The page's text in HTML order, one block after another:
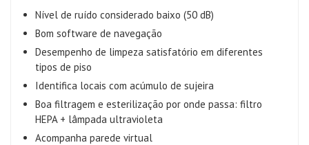
Nível de ruído considerado baixo (50 dB)
Bom software de navegação
Desempenho de limpeza satisfatório em diferentes
tipos de piso
Identifica locais com acúmulo de sujeira
Boa filtragem e esterilização por onde passa: filtro
HEPA + lâmpada ultravioleta
Acompanha parede virtual